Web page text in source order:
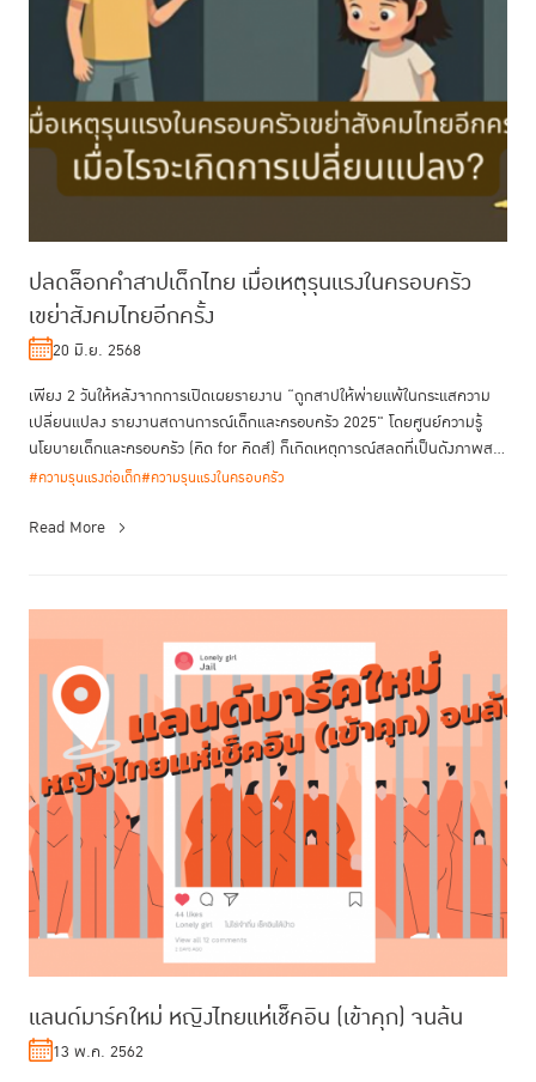
ปลดล็อกคำสาปเด็กไทย เมื่อเหตุรุนแรงในครอบครัว
เขย่าสังคมไทยอีกครั้ง
20 มิ.ย. 2568
เพียง 2 วันให้หลังจากการเปิดเผยรายงาน “ถูกสาปให้พ่ายแพ้ในกระแสความ
เปลี่ยนแปลง รายงานสถานการณ์เด็กและครอบครัว 2025" โดยศูนย์ความรู้
นโยบายเด็กและครอบครัว (คิด for คิดส์) ก็เกิดเหตุการณ์สลดที่เป็นดังภาพส...
#ความรุนแรงต่อเด็ก#ความรุนแรงในครอบครัว
Read More
แลนด์มาร์คใหม่ หญิงไทยแห่เช็คอิน (เข้าคุก) จนล้น
13 พ.ค. 2562